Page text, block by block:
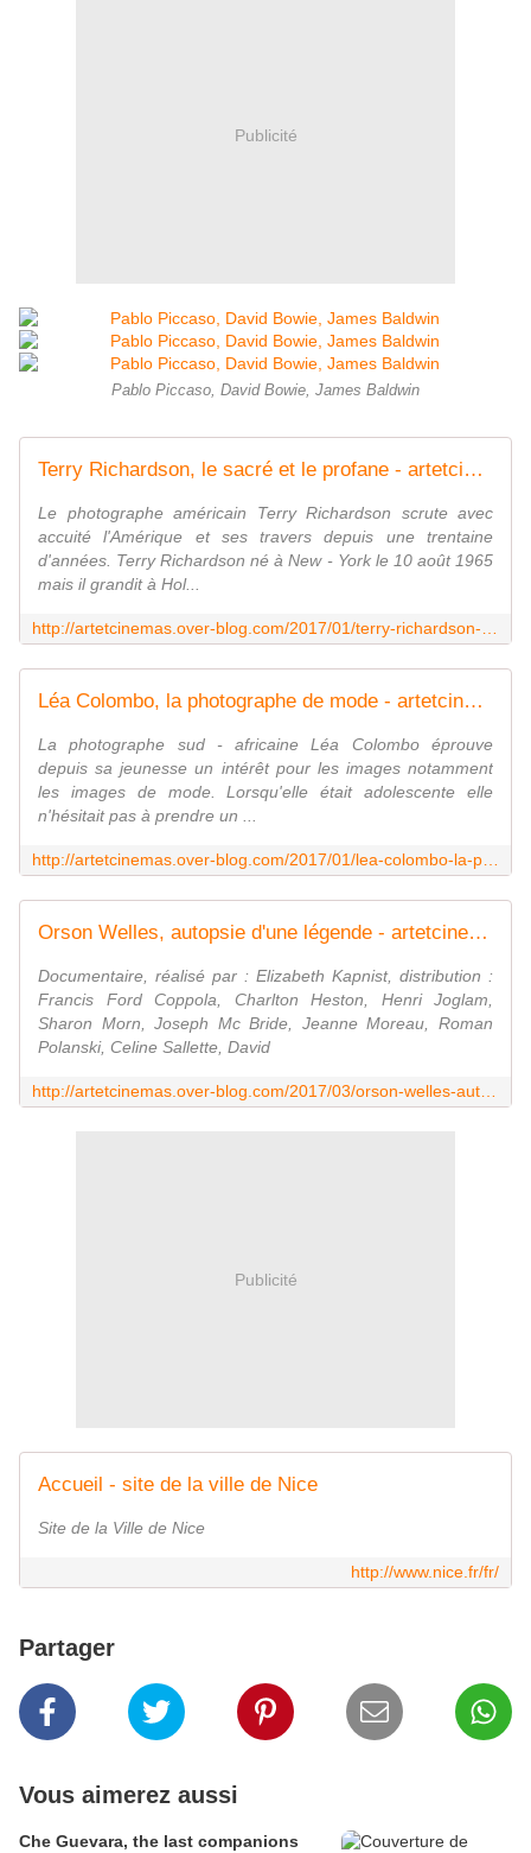
Publicité
Pablo Piccaso, David Bowie, James Baldwin
Terry Richardson, le sacré et le profane - artetcinemas.over-blog.com
Le photographe américain Terry Richardson scrute avec
accuité l'Amérique et ses travers depuis une trentaine
d'années. Terry Richardson né à New - York le 10 août 1965
mais il grandit à Hol...
Léa Colombo, la photographe de mode - artetcinemas.over-blog.com
La photographe sud - africaine Léa Colombo éprouve
depuis sa jeunesse un intérêt pour les images notamment
les images de mode. Lorsqu'elle était adolescente elle
n'hésitait pas à prendre un ...
Orson Welles, autopsie d'une légende - artetcinemas.over-blog.com
Documentaire, réalisé par : Elizabeth Kapnist, distribution :
Francis Ford Coppola, Charlton Heston, Henri Joglam,
Sharon Morn, Joseph Mc Bride, Jeanne Moreau, Roman
Polanski, Celine Sallette, David
Publicité
Accueil - site de la ville de Nice
Site de la Ville de Nice
http://www.nice.fr/fr/
Partager
Vous aimerez aussi
Che Guevara, the last companions